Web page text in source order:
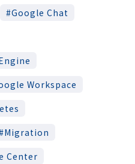
Google Chat
Workspace
Migration
Center